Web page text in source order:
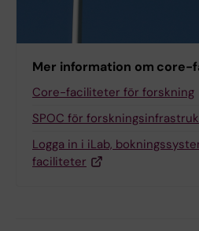
Mer information om core-
Core-faciliteter för forskning
SPOC för
Logga in i iLab,
faciliteter